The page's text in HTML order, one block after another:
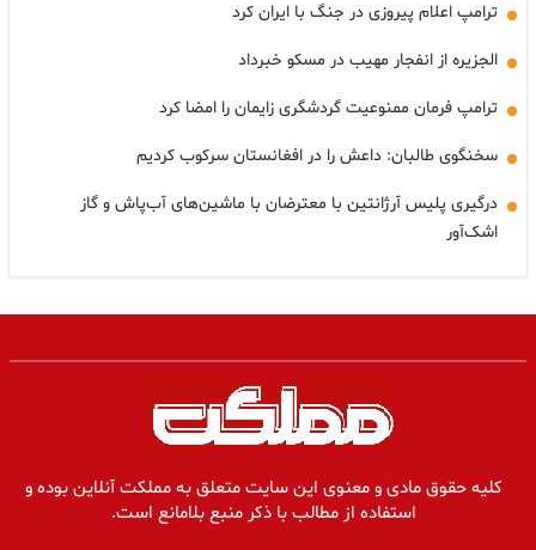
ترامپ اعلام پیروزی در جنگ با ایران کرد
الجزیره از انفجار مهیب در مسکو خبرداد
ترامپ فرمان ممنوعیت گردشگری زایمان را امضا کرد
سخنگوی طالبان: داعش را در افغانستان سرکوب کردیم
درگیری پلیس آرژانتین با معترضان با ماشین‌های آب‌پاش و گاز
اشک‌آور
کلیه حقوق مادی و معنوی این سایت متعلق به مملکت آنلاین بوده و
استفاده از مطالب با ذکر منبع بلامانع است.